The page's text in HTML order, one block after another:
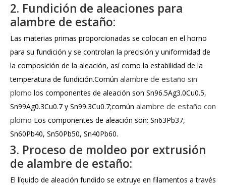
2. Fundición de aleaciones para
alambre de estaño:
Las materias primas proporcionadas se colocan en el horno
para su fundición y se controlan la precisión y uniformidad de
la composición de la aleación, así como la estabilidad de la
temperatura de fundición.Común alambre de estaño sin
plomo los componentes de aleación son Sn96.5Ag3.0Cu0.5,
Sn99Ag0.3Cu0.7 y Sn99.3Cu0.7;común alambre de estaño con
plomo Los componentes de aleación son: Sn63Pb37,
Sn60Pb40, Sn50Pb50, Sn40Pb60.
3. Proceso de moldeo por extrusión
de alambre de estaño:
El líquido de aleación fundido se extruye en filamentos a través